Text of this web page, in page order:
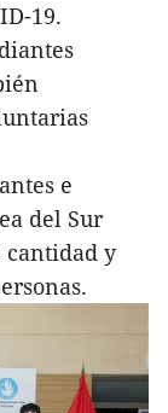
19.
e
del Sur
cantidad y